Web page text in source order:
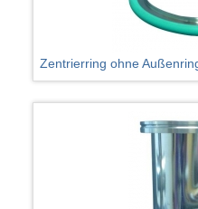
Zentrierring ohne